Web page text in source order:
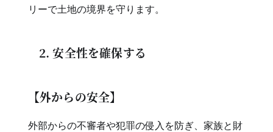
リーで土地の境界を守ります。
2. 安全性を確保する
【外からの安全】
外部からの不審者や犯罪の侵入を防ぎ、家族と財